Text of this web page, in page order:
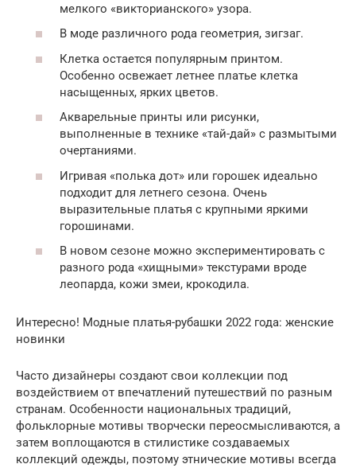
мелкого «викторианского» узора.
В моде различного рода геометрия, зигзаг.
Клетка остается популярным принтом.
Особенно освежает летнее платье клетка
насыщенных, ярких цветов.
Акварельные принты или рисунки,
выполненные в технике «тай-дай» с размытыми
очертаниями.
Игривая «полька дот» или горошек идеально
подходит для летнего сезона. Очень
выразительные платья с крупными яркими
горошинами.
В новом сезоне можно экспериментировать с
разного рода «хищными» текстурами вроде
леопарда, кожи змеи, крокодила.
Интересно! Модные платья-рубашки 2022 года: женские
новинки
Часто дизайнеры создают свои коллекции под
воздействием от впечатлений путешествий по разным
странам. Особенности национальных традиций,
фольклорные мотивы творчески переосмысливаются, а
затем воплощаются в стилистике создаваемых
коллекций одежды, поэтому этнические мотивы всегда